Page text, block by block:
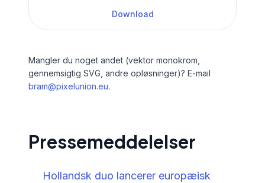
Download
Mangler du noget andet (vektor monokrom,
gennemsigtig SVG, andre opløsninger)? E-mail
bram@pixelunion.eu.
Pressemeddelelser
Hollandsk duo lancerer europæisk